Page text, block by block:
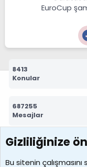
EuroCup
8413
Konular
687255
Mesajlar
7388
Kullanıcılar
Gizliliğinize
Bu sitenin